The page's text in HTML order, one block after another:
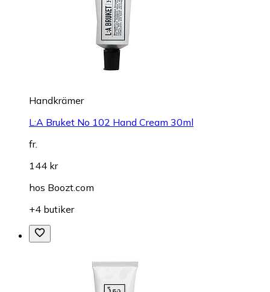
Handkrämer
L:A Bruket No 102 Hand Cream 30ml
fr.
144 kr
hos Boozt.com
+4 butiker